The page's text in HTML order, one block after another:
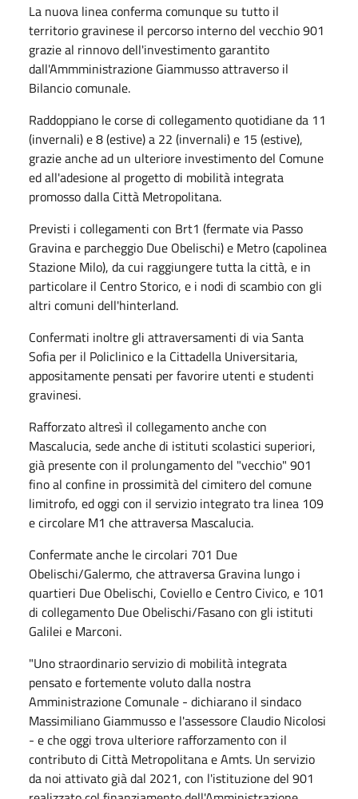
La nuova linea conferma comunque su tutto il
territorio gravinese il percorso interno del vecchio 901
grazie al rinnovo dell'investimento garantito
dall'Ammministrazione Giammusso attraverso il
Bilancio comunale.
Raddoppiano le corse di collegamento quotidiane da 11
(invernali) e 8 (estive) a 22 (invernali) e 15 (estive),
grazie anche ad un ulteriore investimento del Comune
ed all'adesione al progetto di mobilità integrata
promosso dalla Città Metropolitana.
Previsti i collegamenti con Brt1 (fermate via Passo
Gravina e parcheggio Due Obelischi) e Metro (capolinea
Stazione Milo), da cui raggiungere tutta la città, e in
particolare il Centro Storico, e i nodi di scambio con gli
altri comuni dell'hinterland.
Confermati inoltre gli attraversamenti di via Santa
Sofia per il Policlinico e la Cittadella Universitaria,
appositamente pensati per favorire utenti e studenti
gravinesi.
Rafforzato altresì il collegamento anche con
Mascalucia, sede anche di istituti scolastici superiori,
già presente con il prolungamento del "vecchio" 901
fino al confine in prossimità del cimitero del comune
limitrofo, ed oggi con il servizio integrato tra linea 109
e circolare M1 che attraversa Mascalucia.
Confermate anche le circolari 701 Due
Obelischi/Galermo, che attraversa Gravina lungo i
quartieri Due Obelischi, Coviello e Centro Civico, e 101
di collegamento Due Obelischi/Fasano con gli istituti
Galilei e Marconi.
"Uno straordinario servizio di mobilità integrata
pensato e fortemente voluto dalla nostra
Amministrazione Comunale - dichiarano il sindaco
Massimiliano Giammusso e l'assessore Claudio Nicolosi
- e che oggi trova ulteriore rafforzamento con il
contributo di Città Metropolitana e Amts. Un servizio
da noi attivato già dal 2021, con l'istituzione del 901